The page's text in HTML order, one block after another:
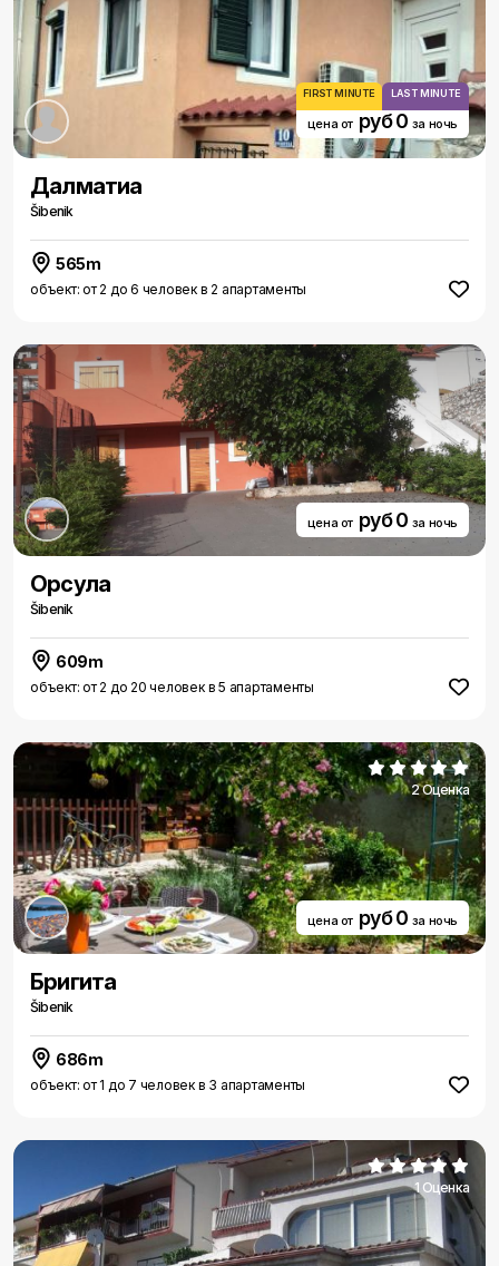
FIRST MINUTE LAST MINUTE
цена от руб 0 за ночь
Далматиа
Šibenik
565m
объект: от 2 до 6 человек в 2 апартаменты
цена от руб 0 за ночь
Орсула
Šibenik
609m
объект: от 2 до 20 человек в 5 апартаменты
2 Оценка
цена от руб 0 за ночь
Бригита
Šibenik
686m
объект: от 1 до 7 человек в 3 апартаменты
1 Оценка